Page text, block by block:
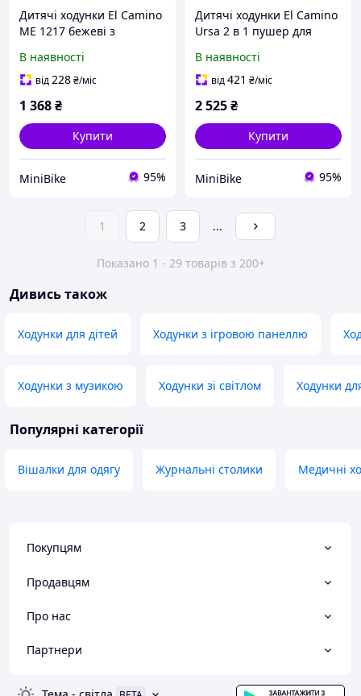
Дитячі ходунки El Camino
ME 1217 бежеві з
малюків ходунки з
колесами
В наявності
від228₴/міс
1 368₴
Купити
MiniBike 95%
Дитячі ходунки El Camino
Ursa 2 в 1 пушер для
музичною панеллю та
коліщатками
В наявності
від421 ₴/міс
2 525₴
Купити
MiniBike 95%
1 2 3 ...
Показано 1 - 29 товарів з 200+
Дивись також
Ходунки для дітей Ходунки з ігровою панеллю
Ходунки з музикою Ходунки зі світлом Ходунки
Популярні категорії
Вішалки для одягу Журнальні столики Медичні
Покупцям
Продавцям
Про нас
Партнери